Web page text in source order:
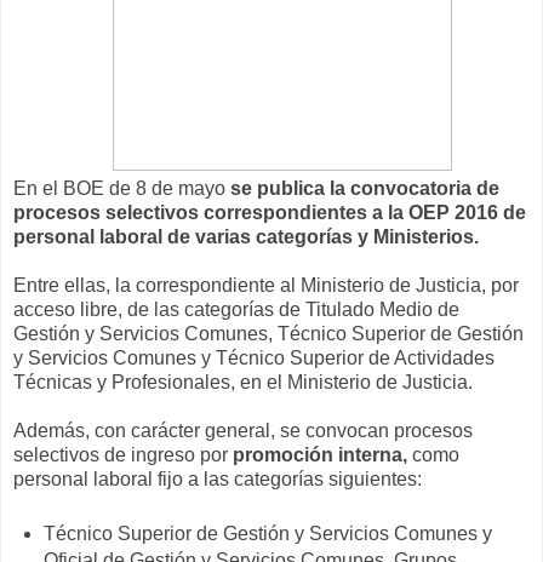
En el BOE de 8 de mayo se publica la convocatoria de
procesos selectivos correspondientes a la OEP 2016 de
personal laboral de varias categorías y Ministerios.
Entre ellas, la correspondiente al Ministerio de Justicia, por
acceso libre, de las categorías de Titulado Medio de
Gestión y Servicios Comunes, Técnico Superior de Gestión
y Servicios Comunes y Técnico Superior de Actividades
Técnicas y Profesionales, en el Ministerio de Justicia.
Además, con carácter general, se convocan procesos
selectivos de ingreso por promoción interna, como
personal laboral fijo a las categorías siguientes:
Técnico Superior de Gestión y Servicios Comunes y